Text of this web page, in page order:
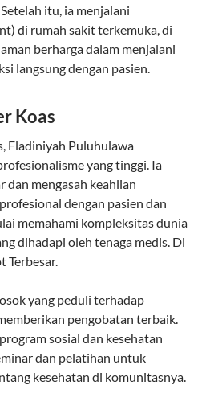
itu, ia menjalani
di rumah sakit terkemuka, di
berharga dalam menjalani
langsung dengan pasien.
Koas
Fladiniyah Puluhulawa
yang tinggi. Ia
dan mengasah keahlian
dengan pasien dan
memahami kompleksitas dunia
dihadapi oleh tenaga medis. Di
Terbesar.
yang peduli terhadap
pengobatan terbaik.
sosial dan kesehatan
dan pelatihan untuk
kesehatan di komunitasnya.